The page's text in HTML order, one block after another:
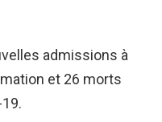
admissions à
et 26 morts